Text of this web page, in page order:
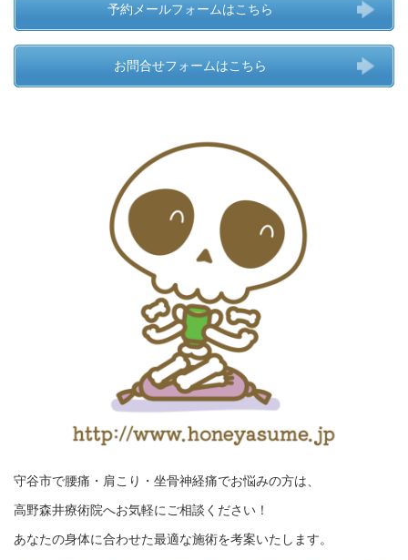
予約メールフォームはこちら
お問合せフォームはこちら
守谷市で腰痛・肩こり・坐骨神経痛でお悩みの方は、
高野森井療術院へお気軽にご相談ください！
あなたの身体に合わせた最適な施術を考案いたします。